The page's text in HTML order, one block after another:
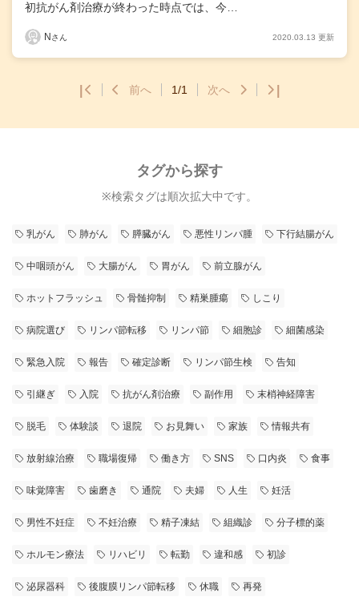
初抗がん剤治療が終わった時点では、今…
N さん 2020.03.13 更新
前へ 1/1 次へ
タグから探す
※検索タグは順次拡大中です。
乳がん 肺がん 膵臓がん 悪性リンパ腫 下行結腸がん
中咽頭がん 大腸がん 胃がん 前立腺がん
ホットフラッシュ 骨髄抑制 精巣腫瘍 しこり
病院選び リンパ節転移 リンパ節 細胞診 細菌感染
緊急入院 報告 確定診断 リンパ節生検 告知
引継ぎ 入院 抗がん剤治療 副作用 末梢神経障害
脱毛 体験談 退院 お見舞い 家族 情報共有
放射線治療 職場復帰 働き方 SNS 口内炎 食事
味覚障害 歯磨き 通院 夫婦 人生 妊活
男性不妊症 不妊治療 精子凍結 組織診 分子標的薬
ホルモン療法 リハビリ 転勤 違和感 初診
泌尿器科 後腹膜リンパ節転移 休職 再発